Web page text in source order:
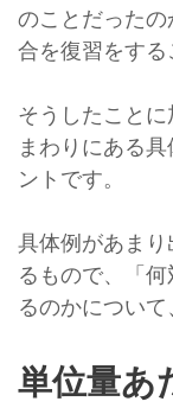
のことだった
合を復習をする
そうしたこと
まわりにある
ントです。
具体例があま
るもので、「
るのかについて
単位量あ